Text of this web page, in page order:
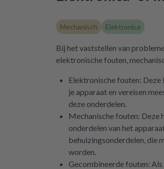
Mechanisch Elektronica
Bij het vaststellen van
elektronische fouten,
Elektronische fouten: Deze
je apparaat en vereisen
deze onderdelen.
Mechanische fouten: Deze
onderdelen van het
behuizingsonderdelen, die
worden.
Gecombineerde fouten: